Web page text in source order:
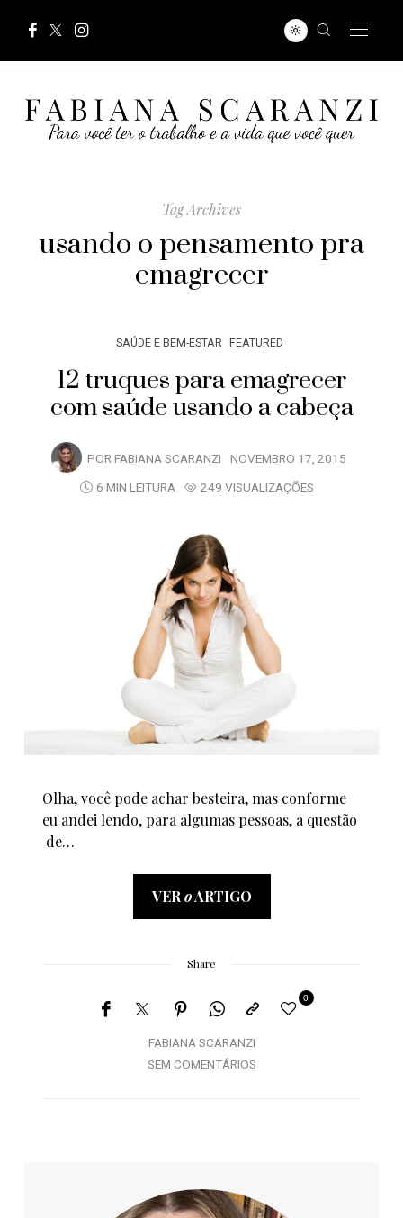
Tag Archives
usando o pensamento pra
emagrecer
SAÚDE E BEM-ESTAR FEATURED
12 truques para emagrecer
com saúde usando a cabeça
POR FABIANA SCARANZI NOVEMBRO 17, 2015
6 MIN LEITURA
249 VISUALIZAÇÕES
Olha, você pode achar besteira, mas conforme
eu andei lendo, para algumas pessoas, a questão
de…
VERoARTIGO
Share
FABIANA SCARANZI
0
SEM COMENTÁRIOS